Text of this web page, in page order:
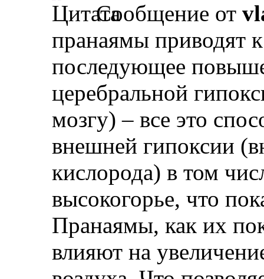
Сообщение от
пранаямы приводят
последующее
церебральной
мозгу) – все это
внешней гипоксии
кислорода) в том
высокогорье, что
Пранаямы, как их
влияют на